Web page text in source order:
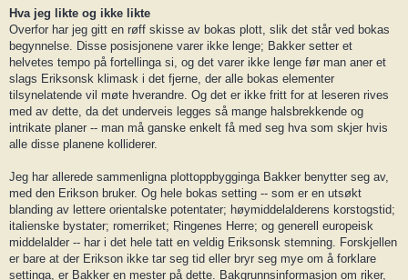
Hva jeg likte og ikke likte
Overfor har jeg gitt en røff skisse av bokas plott, slik det står ved bokas
begynnelse. Disse posisjonene varer ikke lenge; Bakker setter et
helvetes tempo på fortellinga si, og det varer ikke lenge før man aner et
slags Eriksonsk klimask i det fjerne, der alle bokas elementer
tilsynelatende vil møte hverandre. Og det er ikke fritt for at leseren rives
med av dette, da det underveis legges så mange halsbrekkende og
intrikate planer -- man må ganske enkelt få med seg hva som skjer hvis
alle disse planene kolliderer.
Jeg har allerede sammenligna plottoppbygginga Bakker benytter seg av,
med den Erikson bruker. Og hele bokas setting -- som er en utsøkt
blanding av lettere orientalske potentater; høymiddelalderens korstogstid;
italienske bystater; romerriket; Ringenes Herre; og generell europeisk
middelalder -- har i det hele tatt en veldig Eriksonsk stemning. Forskjellen
er bare at der Erikson ikke tar seg tid eller bryr seg mye om å forklare
settinga, er Bakker en mester på dette. Bakgrunnsinformasjon om riker,